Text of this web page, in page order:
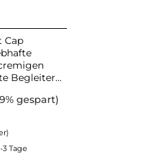
Cap
Begleiter
gespart)
Tage